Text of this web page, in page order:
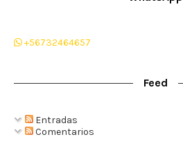
+56732464657
Feed
Entradas
Comentarios